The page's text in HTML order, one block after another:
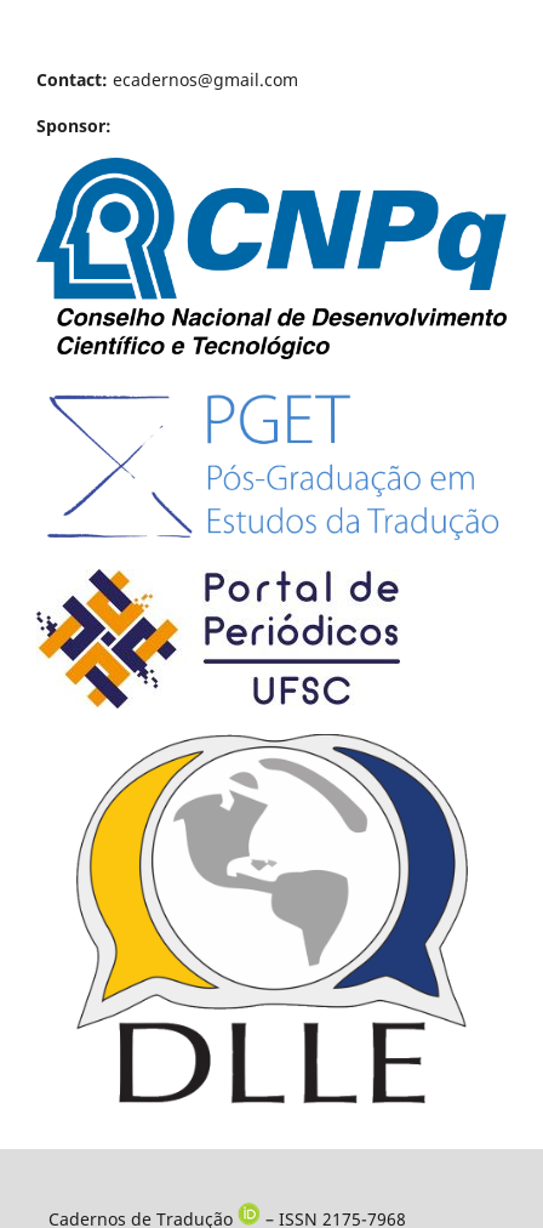
Contact: ecadernos@gmail.com
Sponsor:
Cadernos de Tradução – ISSN 2175-7968